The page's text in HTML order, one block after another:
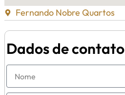
Fernando Nobre Quartos
Dados de contato